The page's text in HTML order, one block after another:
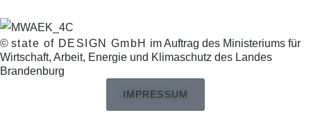
© state of DESIGN GmbH im Auftrag des Ministeriums für
Wirtschaft, Arbeit, Energie und Klimaschutz des Landes
Brandenburg
IMPRESSUM